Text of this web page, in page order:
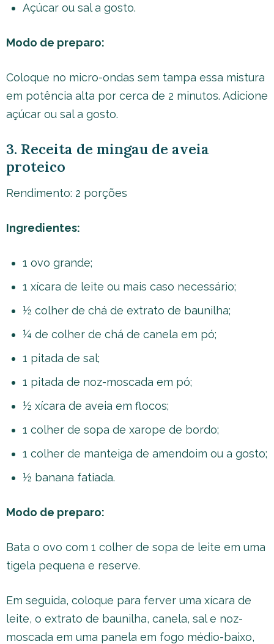
Açúcar ou sal a gosto.
Modo de preparo:
Coloque no micro-ondas sem tampa essa mistura
em potência alta por cerca de 2 minutos. Adicione
açúcar ou sal a gosto.
3. Receita de mingau de aveia
proteico
Rendimento: 2 porções
Ingredientes:
1 ovo grande;
1 xícara de leite ou mais caso necessário;
½ colher de chá de extrato de baunilha;
¼ de colher de chá de canela em pó;
1 pitada de sal;
1 pitada de noz-moscada em pó;
½ xícara de aveia em flocos;
1 colher de sopa de xarope de bordo;
1 colher de manteiga de amendoim ou a gosto;
½ banana fatiada.
Modo de preparo:
Bata o ovo com 1 colher de sopa de leite em uma
tigela pequena e reserve.
Em seguida, coloque para ferver uma xícara de
leite, o extrato de baunilha, canela, sal e noz-
moscada em uma panela em fogo médio-baixo,